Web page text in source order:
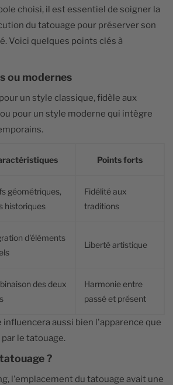
choisi, il est essentiel de soigner la
du tatouage pour préserver son
Voici quelques points clés à
ou modernes
un style classique, fidèle aux
pour un style moderne qui intègre
Points forts
géométriques,
historiques
Fidélité aux
traditions
d'éléments
Liberté artistique
des deux
Harmonie entre
passé et présent
aussi bien l'apparence que
le tatouage.
?
l'emplacement du tatouage avait une